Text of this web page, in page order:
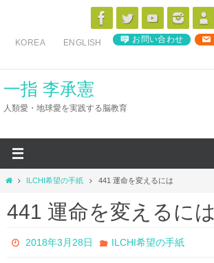
ス
KOREA ENGLISH お問い合わせ
一指 李承憲
人類愛・地球愛を実践する脳教育
ホ
ム
ILCHI希望の手紙 441 運命を変えるには
441 運命を変えるには
2018年3月28日 ILCHI希望の手紙